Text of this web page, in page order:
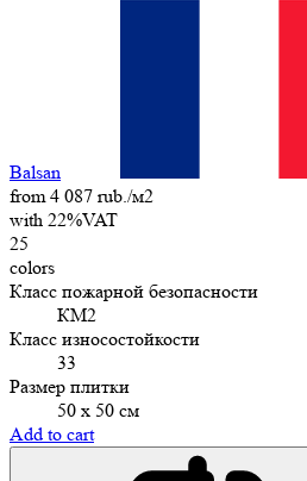
Balsan
from 4 087 rub./м2
with 22%VAT
25
colors
Класс пожарной безопасности
КМ2
Класс износостойкости
33
Размер плитки
50 х 50 см
Add to cart